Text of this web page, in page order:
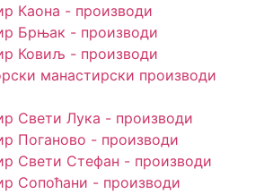
Каона - производи
Брњак - производи
Ковиљ - производи
манастирски производи
Свети Лука - производи
Поганово - производи
Свети Стефан - производи
Сопоћани - производи